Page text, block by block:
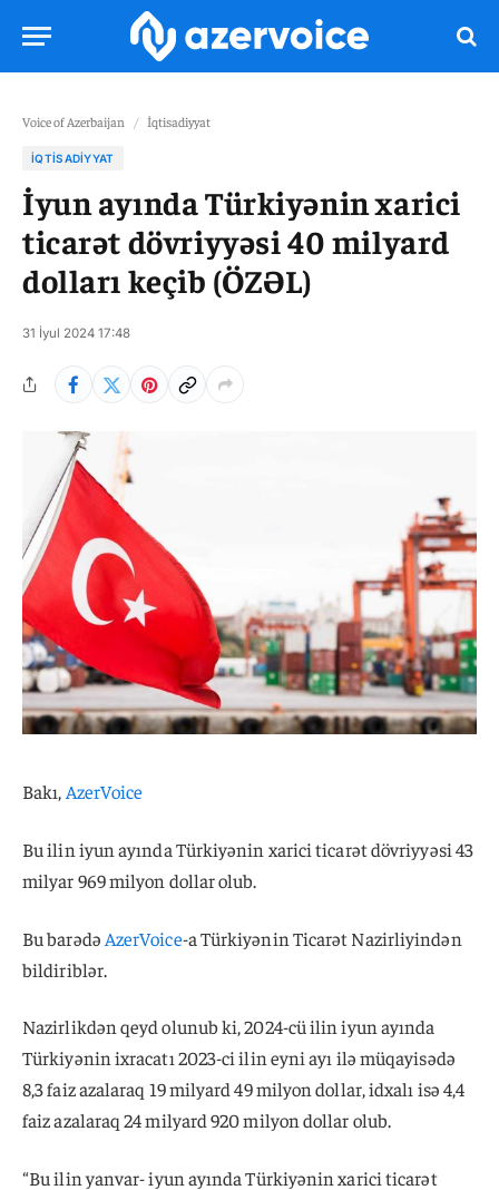
Voice of Azerbaijan / İqtisadiyyat
İQTISADIYYAT
İyun ayında Türkiyənin xarici
ticarət dövriyyəsi 40 milyard
dolları keçib (ÖZƏL)
31 İyul 2024 17:48
Bakı, AzerVoice
Bu ilin iyun ayında Türkiyənin xarici ticarət dövriyyəsi 43
milyar 969 milyon dollar olub.
Bu barədə AzerVoice-a Türkiyənin Ticarət Nazirliyindən
bildiriblər.
Nazirlikdən qeyd olunub ki, 2024-cü ilin iyun ayında
Türkiyənin ixracatı 2023-ci ilin eyni ayı ilə müqayisədə
8,3 faiz azalaraq 19 milyard 49 milyon dollar, idxalı isə 4,4
faiz azalaraq 24 milyard 920 milyon dollar olub.
“Bu ilin yanvar- iyun ayında Türkiyənin xarici ticarət